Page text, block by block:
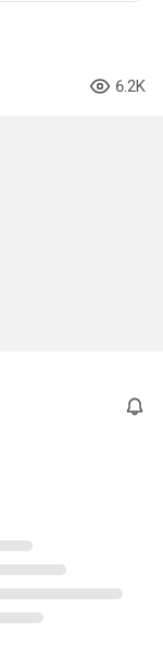
6.2K